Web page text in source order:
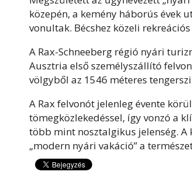
közepén, a kemény háborús évek
vonultak. Bécshez közeli
A Rax-Schneeberg régió nyári
Ausztria első személyszállító
völgyből az 1546 méteres
A Rax felvonót jelenleg évente
tömegközlekedéssel, így vonzó a
több mint nosztalgikus jelenség.
„modern nyári vakáció” a